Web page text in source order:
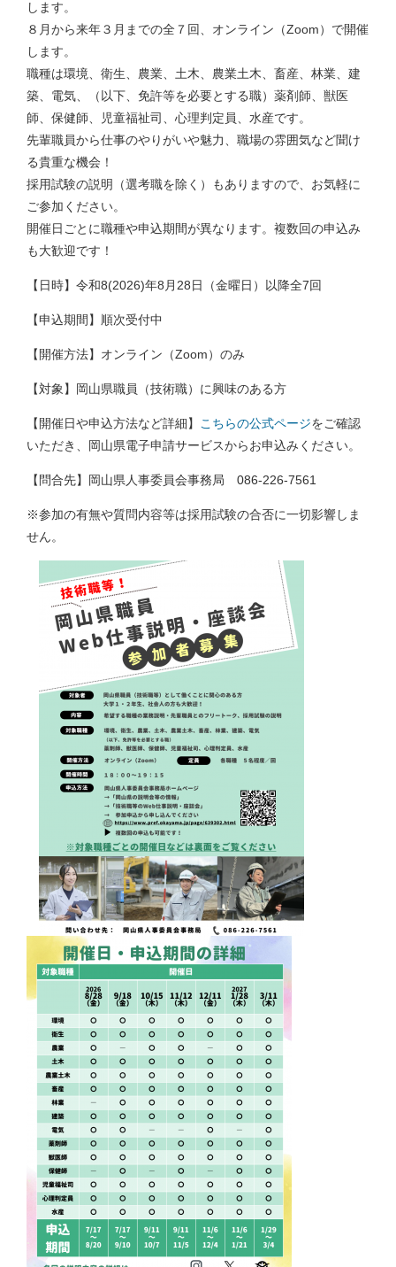
します。
８月から来年３月までの全７回、オンライン（Zoom）で開催
します。
職種は環境、衛生、農業、土木、農業土木、畜産、林業、建
築、電気、（以下、免許等を必要とする職）薬剤師、獣医
師、保健師、児童福祉司、心理判定員、水産です。
先輩職員から仕事のやりがいや魅力、職場の雰囲気など聞け
る貴重な機会！
採用試験の説明（選考職を除く）もありますので、お気軽に
ご参加ください。
開催日ごとに職種や申込期間が異なります。複数回の申込み
も大歓迎です！
【日時】令和8(2026)年8月28日（金曜日）以降全7回
【申込期間】順次受付中
【開催方法】オンライン（Zoom）のみ
【対象】岡山県職員（技術職）に興味のある方
【開催日や申込方法など詳細】 こちらの公式ページをご確認
いただき、岡山県電子申請サービスからお申込みください。
【問合先】岡山県人事委員会事務局 086-226-7561
※参加の有無や質問内容等は採用試験の合否に一切影響しま
せん。